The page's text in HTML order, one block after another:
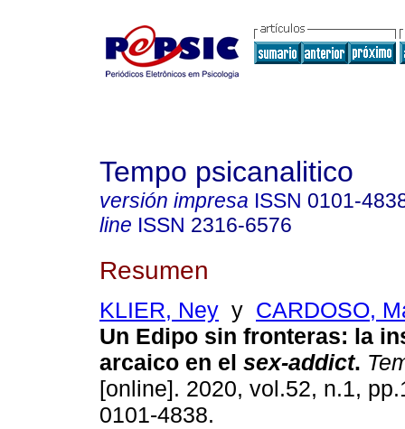
Tempo psicanalitico
versión impresa ISSN 0101-
line ISSN 2316-6576
Resumen
KLIER, Ney y CARDOSO,
Un Edipo sin fronteras: la
arcaico en el sex-addict.
[online]. 2020, vol.52, n.1,
0101-4838.